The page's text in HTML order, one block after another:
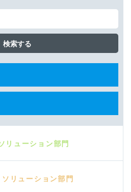
検索する
リューション部門
リューション部門